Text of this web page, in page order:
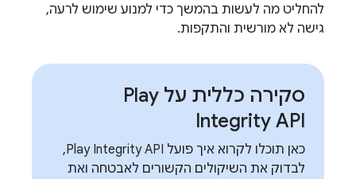
להחליט מה לעשות בהמשך כדי למנוע שימוש לרעה,
גישה לא מורשית והתקפות.
סקירה כללית על Play
Integrity API
כאן תוכלו לקרוא איך פועל Play Integrity API,
לבדוק את השיקולים הקשורים לאבטחה ואת